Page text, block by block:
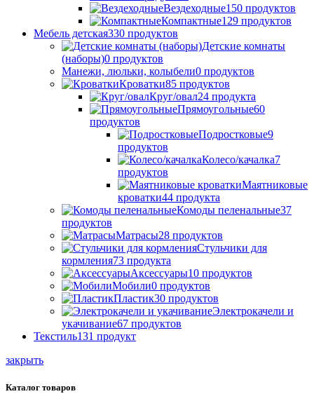
Вездеходные150 продуктов
Компактные129 продуктов
Мебель детская330 продуктов
Детские комнаты
(наборы)0 продуктов
Манежи, люльки, колыбели0 продуктов
Кроватки85 продуктов
Круг/овал24 продукта
Прямоугольные60
продуктов
Подростковые9
продуктов
Колесо/качалка7
продуктов
Маятниковые
кроватки44 продукта
Комоды пеленальные37
продуктов
Матрасы28 продуктов
Стульчики для
кормления73 продукта
Аксессуары10 продуктов
Мобили0 продуктов
Пластик30 продуктов
Электрокачели и
укачивание67 продуктов
Текстиль131 продукт
закрыть
Каталог товаров